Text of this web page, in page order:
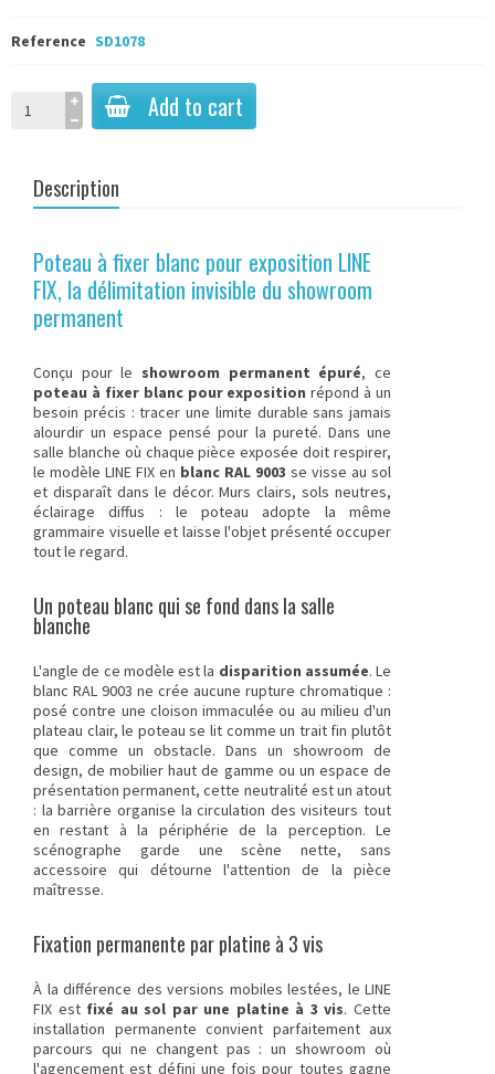
Reference SD1078
Add to cart
Description
Poteau à fixer blanc pour exposition LINE
FIX, la délimitation invisible du showroom
permanent
Conçu pour le showroom permanent épuré, ce
poteau à fixer blanc pour exposition répond à un
besoin précis : tracer une limite durable sans jamais
alourdir un espace pensé pour la pureté. Dans une
salle blanche où chaque pièce exposée doit respirer,
le modèle LINE FIX en blanc RAL 9003 se visse au sol
et disparaît dans le décor. Murs clairs, sols neutres,
éclairage diffus : le poteau adopte la même
grammaire visuelle et laisse l'objet présenté occuper
tout le regard.
Un poteau blanc qui se fond dans la salle
blanche
L'angle de ce modèle est la disparition assumée. Le
blanc RAL 9003 ne crée aucune rupture chromatique :
posé contre une cloison immaculée ou au milieu d'un
plateau clair, le poteau se lit comme un trait fin plutôt
que comme un obstacle. Dans un showroom de
design, de mobilier haut de gamme ou un espace de
présentation permanent, cette neutralité est un atout
: la barrière organise la circulation des visiteurs tout
en restant à la périphérie de la perception. Le
scénographe garde une scène nette, sans
accessoire qui détourne l'attention de la pièce
maîtresse.
Fixation permanente par platine à 3 vis
À la différence des versions mobiles lestées, le LINE
FIX est fixé au sol par une platine à 3 vis. Cette
installation permanente convient parfaitement aux
parcours qui ne changent pas : un showroom où
l'agencement est défini une fois pour toutes gagne